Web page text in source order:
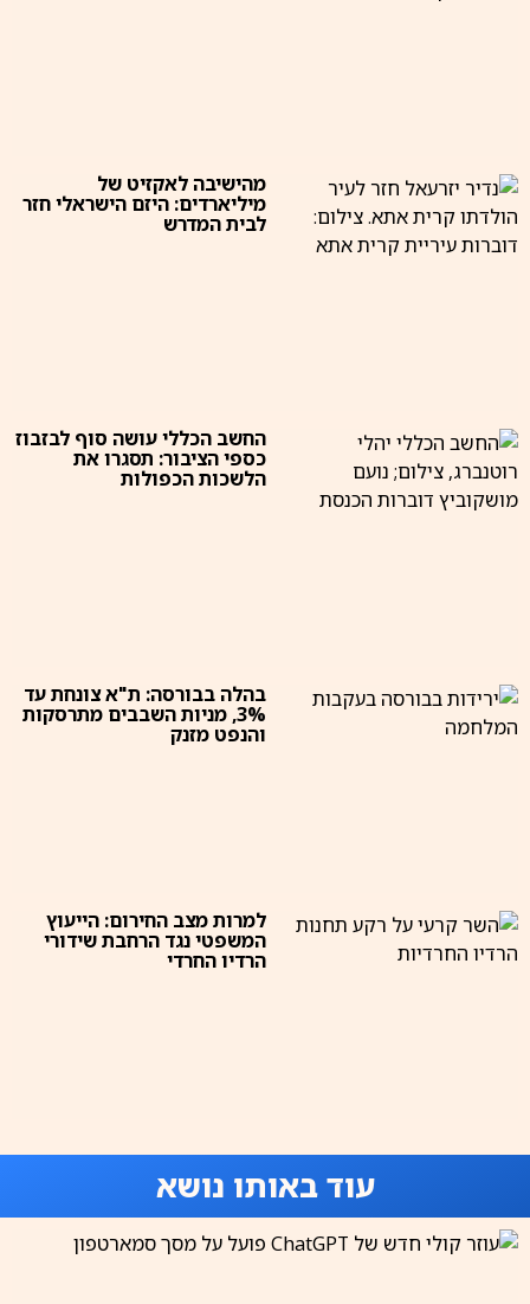
מהישיבה לאקזיט של
מיליארדים: היזם הישראלי חזר
לבית המדרש
החשב הכללי עושה סוף לבזבוז
כספי הציבור: תסגרו את
הלשכות הכפולות
בהלה בבורסה: ת"א צונחת עד
3%, מניות השבבים מתרסקות
והנפט מזנק
למרות מצב החירום: הייעוץ
המשפטי נגד הרחבת שידורי
הרדיו החרדי
עוד באותו נושא